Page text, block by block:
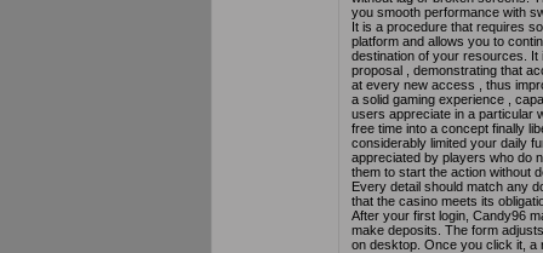
you smooth performance with
It is a procedure that requires
platform and allows you to
destination of your resources.
proposal , demonstrating that
at every new access , thus
a solid gaming experience ,
users appreciate in a particular
free time into a concept finally
considerably limited your daily
appreciated by players who do
them to start the action without
Every detail should match any
that the casino meets its
After your first login, Candy96
make deposits. The form
on desktop. Once you click it, a